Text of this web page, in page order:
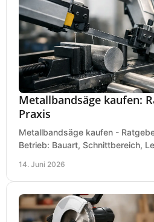
Metallbandsäge kaufen:
Praxis
Metallbandsäge kaufen -
Betrieb: Bauart, Schnittbereich,
14. Juni 2026